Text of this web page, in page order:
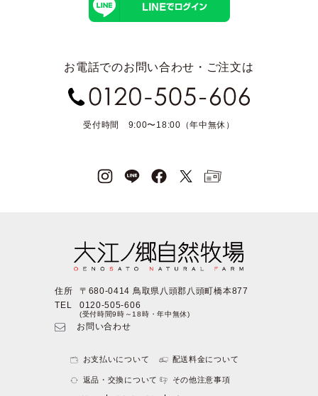
お電話でのお問い合わせ・ご注文は
受付時間 9:00〜18:00（年中無休）
住所
〒680-0414 鳥取県八頭郡八頭町橋本877
TEL
0120-505-606
(受付時間9時～18時・年中無休)
お問い合わせ
お支払いについて 配送料金について
返品・交換について その他注意事項